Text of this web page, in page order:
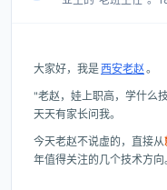
大家好，我是西安老赵 。
"老赵，娃上职高，学什么
天天有家长问我。
今天老赵不说虚的，直接从
年值得关注的几个技术方向